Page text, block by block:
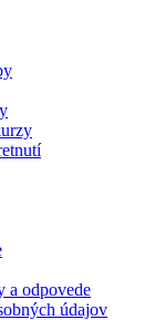
a odpovede
údajov